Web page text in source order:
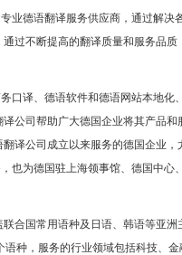
业德语翻译服务供应商，通过解决
过不断提高的翻译质量和服务品
口译、德语软件和德语网站本地化
公司帮助广大德国企业将其产品
译公司成立以来服务的德国企业
也为德国驻上海领事馆、德国中心
合国常用语种及日语、韩语等亚洲
种，服务的行业领域包括科技、金